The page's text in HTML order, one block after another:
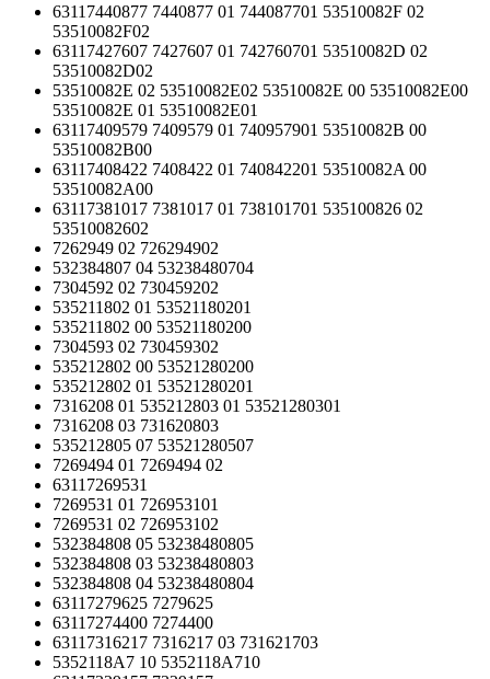
63117440877 7440877 01 744087701 53510082F 02
53510082F02
63117427607 7427607 01 742760701 53510082D 02
53510082D02
53510082E 02 53510082E02 53510082E 00 53510082E00
53510082E 01 53510082E01
63117409579 7409579 01 740957901 53510082B 00
53510082B00
63117408422 7408422 01 740842201 53510082A 00
53510082A00
63117381017 7381017 01 738101701 535100826 02
53510082602
7262949 02 726294902
532384807 04 53238480704
7304592 02 730459202
535211802 01 53521180201
535211802 00 53521180200
7304593 02 730459302
535212802 00 53521280200
535212802 01 53521280201
7316208 01 535212803 01 53521280301
7316208 03 731620803
535212805 07 53521280507
7269494 01 7269494 02
63117269531
7269531 01 726953101
7269531 02 726953102
532384808 05 53238480805
532384808 03 53238480803
532384808 04 53238480804
63117279625 7279625
63117274400 7274400
63117316217 7316217 03 731621703
5352118A7 10 5352118A710